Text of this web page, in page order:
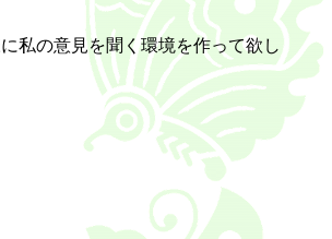
私の意見を聞く環境を作って欲し